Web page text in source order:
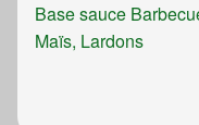
Base sauce
Maïs, Lardons